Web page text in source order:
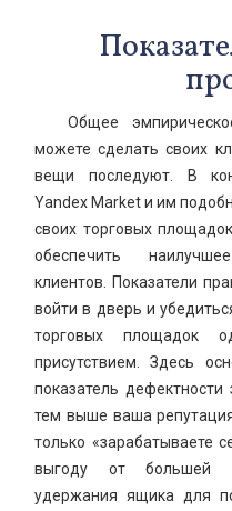
Общее
можете сделать своих
вещи последуют. В
Yandex Market и им
своих торговых
обеспечить
клиентов. Показатели
войти в дверь и
торговых площадок
присутствием. Здесь
показатель
тем выше ваша
только «зарабатываете
выгоду от большей
удержания ящика для